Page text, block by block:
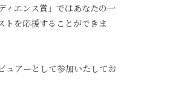
ィエンス賞」ではあなたの一
トを応援することができま
ュアーとして参加いたしてお